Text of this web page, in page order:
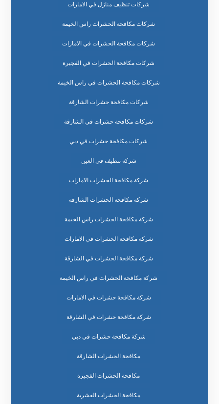
شركات تنظيف منازل في الامارات
شركات مكافحة الحشرات راس الخيمة
شركات مكافحة الحشرات في الامارات
شركات مكافحة الحشرات في الفجيرة
شركات مكافحة الحشرات في راس الخيمة
شركات مكافحة حشرات الشارقة
شركات مكافحة حشرات في الشارقة
شركات مكافحة حشرات في دبي
شركة تنظيف في العين
شركة مكافحة الحشرات الامارات
شركة مكافحة الحشرات الشارقة
شركة مكافحة الحشرات راس الخيمة
شركة مكافحة الحشرات في الامارات
شركة مكافحة الحشرات في الشارقة
شركة مكافحة الحشرات في راس الخيمة
شركة مكافحة حشرات في الامارات
شركة مكافحة حشرات في الشارقة
شركة مكافحة حشرات في دبي
مكافحة الحشرات الشارقة
مكافحة الحشرات الفجيرة
مكافحة الحشرات القشرية